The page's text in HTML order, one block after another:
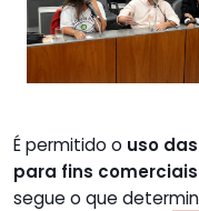
É permitido o uso
para fins
segue o que